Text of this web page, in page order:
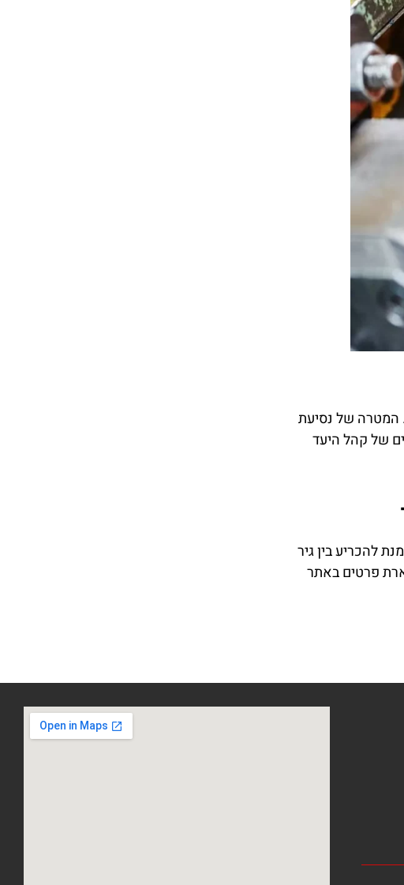
המטרה של נסיעת
של קהל היעד
על מנת להכריע בין גיר
פרטים באתר